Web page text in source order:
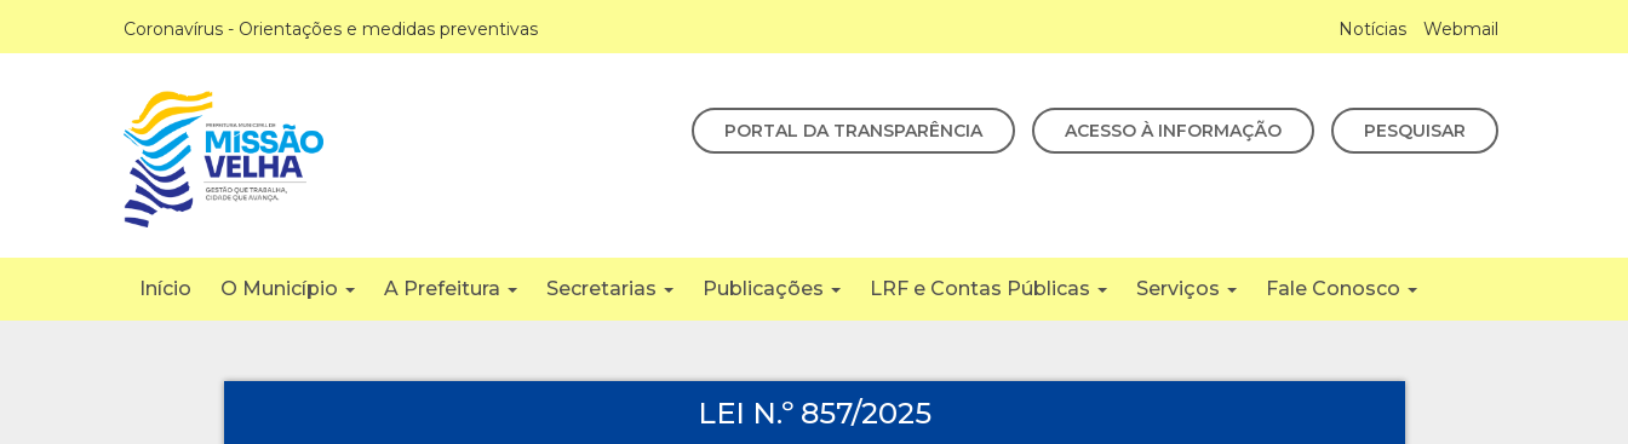
Coronavírus - Orientações e medidas preventivas Notícias Webmail
PORTAL DA TRANSPARÊNCIA ACESSO À INFORMAÇÃO PESQUISAR
Início O Município A Prefeitura Secretarias Publicações LRF e Contas Públicas Serviços Fale Conosco
LEI N.º 857/2025